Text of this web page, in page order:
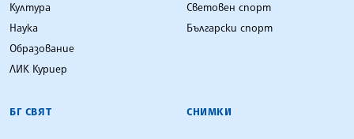
Култура
Наука
Образование
ЛИК Куриер
Световен спорт
Български спорт
БГ СВЯТ СНИМКИ